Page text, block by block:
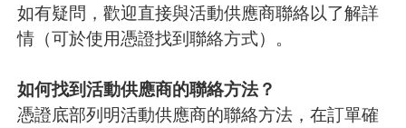
如有疑問，歡迎直接與活動供應商聯絡以了解詳
情（可於使用憑證找到聯絡方式）。
如何找到活動供應商的聯絡方法？
憑證底部列明活動供應商的聯絡方法，在訂單確